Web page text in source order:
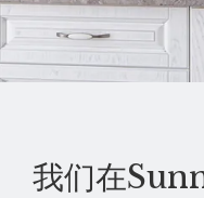
我们在